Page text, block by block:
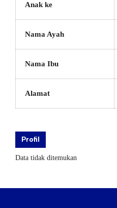
Anak ke
Nama Ayah
Nama Ibu
Alamat
Profil
Data tidak ditemukan